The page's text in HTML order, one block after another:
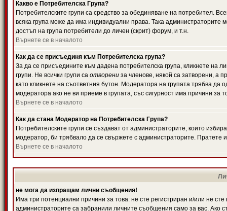
Какво е Потребителска Група?
Потребителските групи са средство за обединяване на потребител.
всяка група може да има индивидуални права. Така
достъп на група потребители до личен (скрит) форум, и т.н.
Върнете се в началото
Как да се присъединя към Потребителска група?
За да се присъедините към дадена потребителска група, кликнете на
групи. Не всички групи са отворени за членове, някой са затворени, а
като кликнете на съответния бутон. Модератора на групата трябва
модератора ако не ви приеме в групата, със сигурност има причини за
Върнете се в началото
Как да стана Модератор на Потребителска Група?
Потребителските групи се създават от администраторите, които
модератор, би трябвало да се свържете с администраторите.
Върнете се в началото
не мога да изпращам лични съобщения!
Има три потенциални причини за това: не сте регистриран и/или не
администраторите са забранили личните съобщения само за вас. Ако